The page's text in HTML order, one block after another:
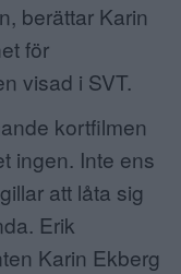
berättar Karin
för
visad i SVT.
kortfilmen
ingen. Inte ens
att låta sig
Erik
Karin Ekberg